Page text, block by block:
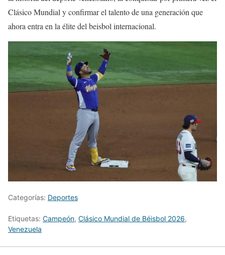
Clásico Mundial y confirmar el talento de una generación que
ahora entra en la élite del beisbol internacional.
Categorías: Deportes
Etiquetas: Campeón, Clásico Mundial de Béisbol 2026,
Venezuela